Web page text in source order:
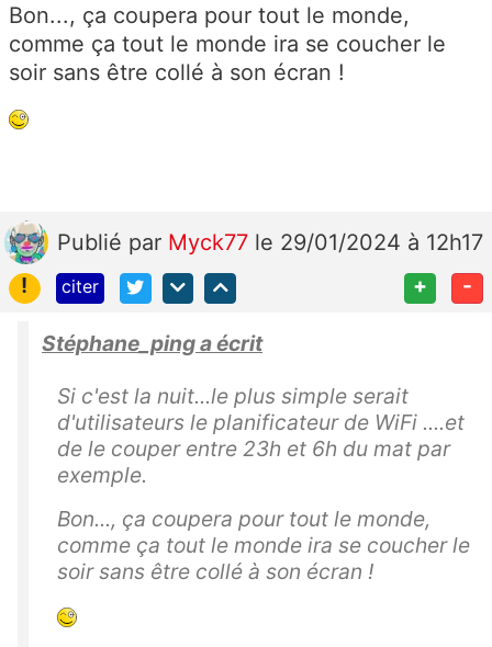
Bon..., ça coupera pour tout le monde,
comme ça tout le monde ira se coucher le
soir sans être collé à son écran !
Publié par Myck77 le 29/01/2024 à 12h17
!
citer + -
Stéphane_ping a écrit
Si c'est la nuit...le plus simple serait
d'utilisateurs le planificateur de WiFi ....et
de le couper entre 23h et 6h du mat par
exemple.
Bon..., ça coupera pour tout le monde,
comme ça tout le monde ira se coucher le
soir sans être collé à son écran !